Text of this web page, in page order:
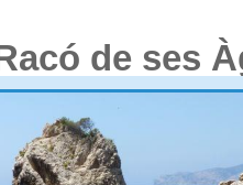
de ses